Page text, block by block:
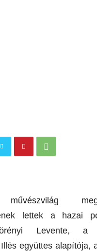
lettek a hazai
Levente, a
együttes alapítója,